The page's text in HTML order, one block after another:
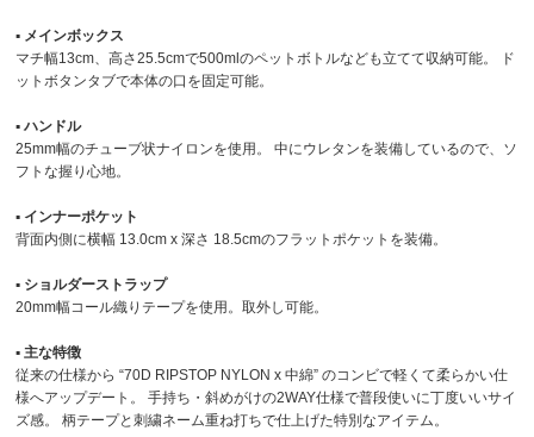
▪︎ メインボックス
マチ幅13cm、高さ25.5cmで500mlのペットボトルなども立てて収納可能。 ド
ットボタンタブで本体の口を固定可能。
▪︎ ハンドル
25mm幅のチューブ状ナイロンを使用。 中にウレタンを装備しているので、ソ
フトな握り心地。
▪︎ インナーポケット
背面内側に横幅 13.0cm x 深さ 18.5cmのフラットポケットを装備。
▪︎ ショルダーストラップ
20mm幅コール織りテープを使用。取外し可能。
▪︎ 主な特徴
従来の仕様から “70D RIPSTOP NYLON x 中綿” のコンビで軽くて柔らかい仕
様へアップデート。 手持ち・斜めがけの2WAY仕様で普段使いに丁度いいサイ
ズ感。 柄テープと刺繍ネーム重ね打ちで仕上げた特別なアイテム。